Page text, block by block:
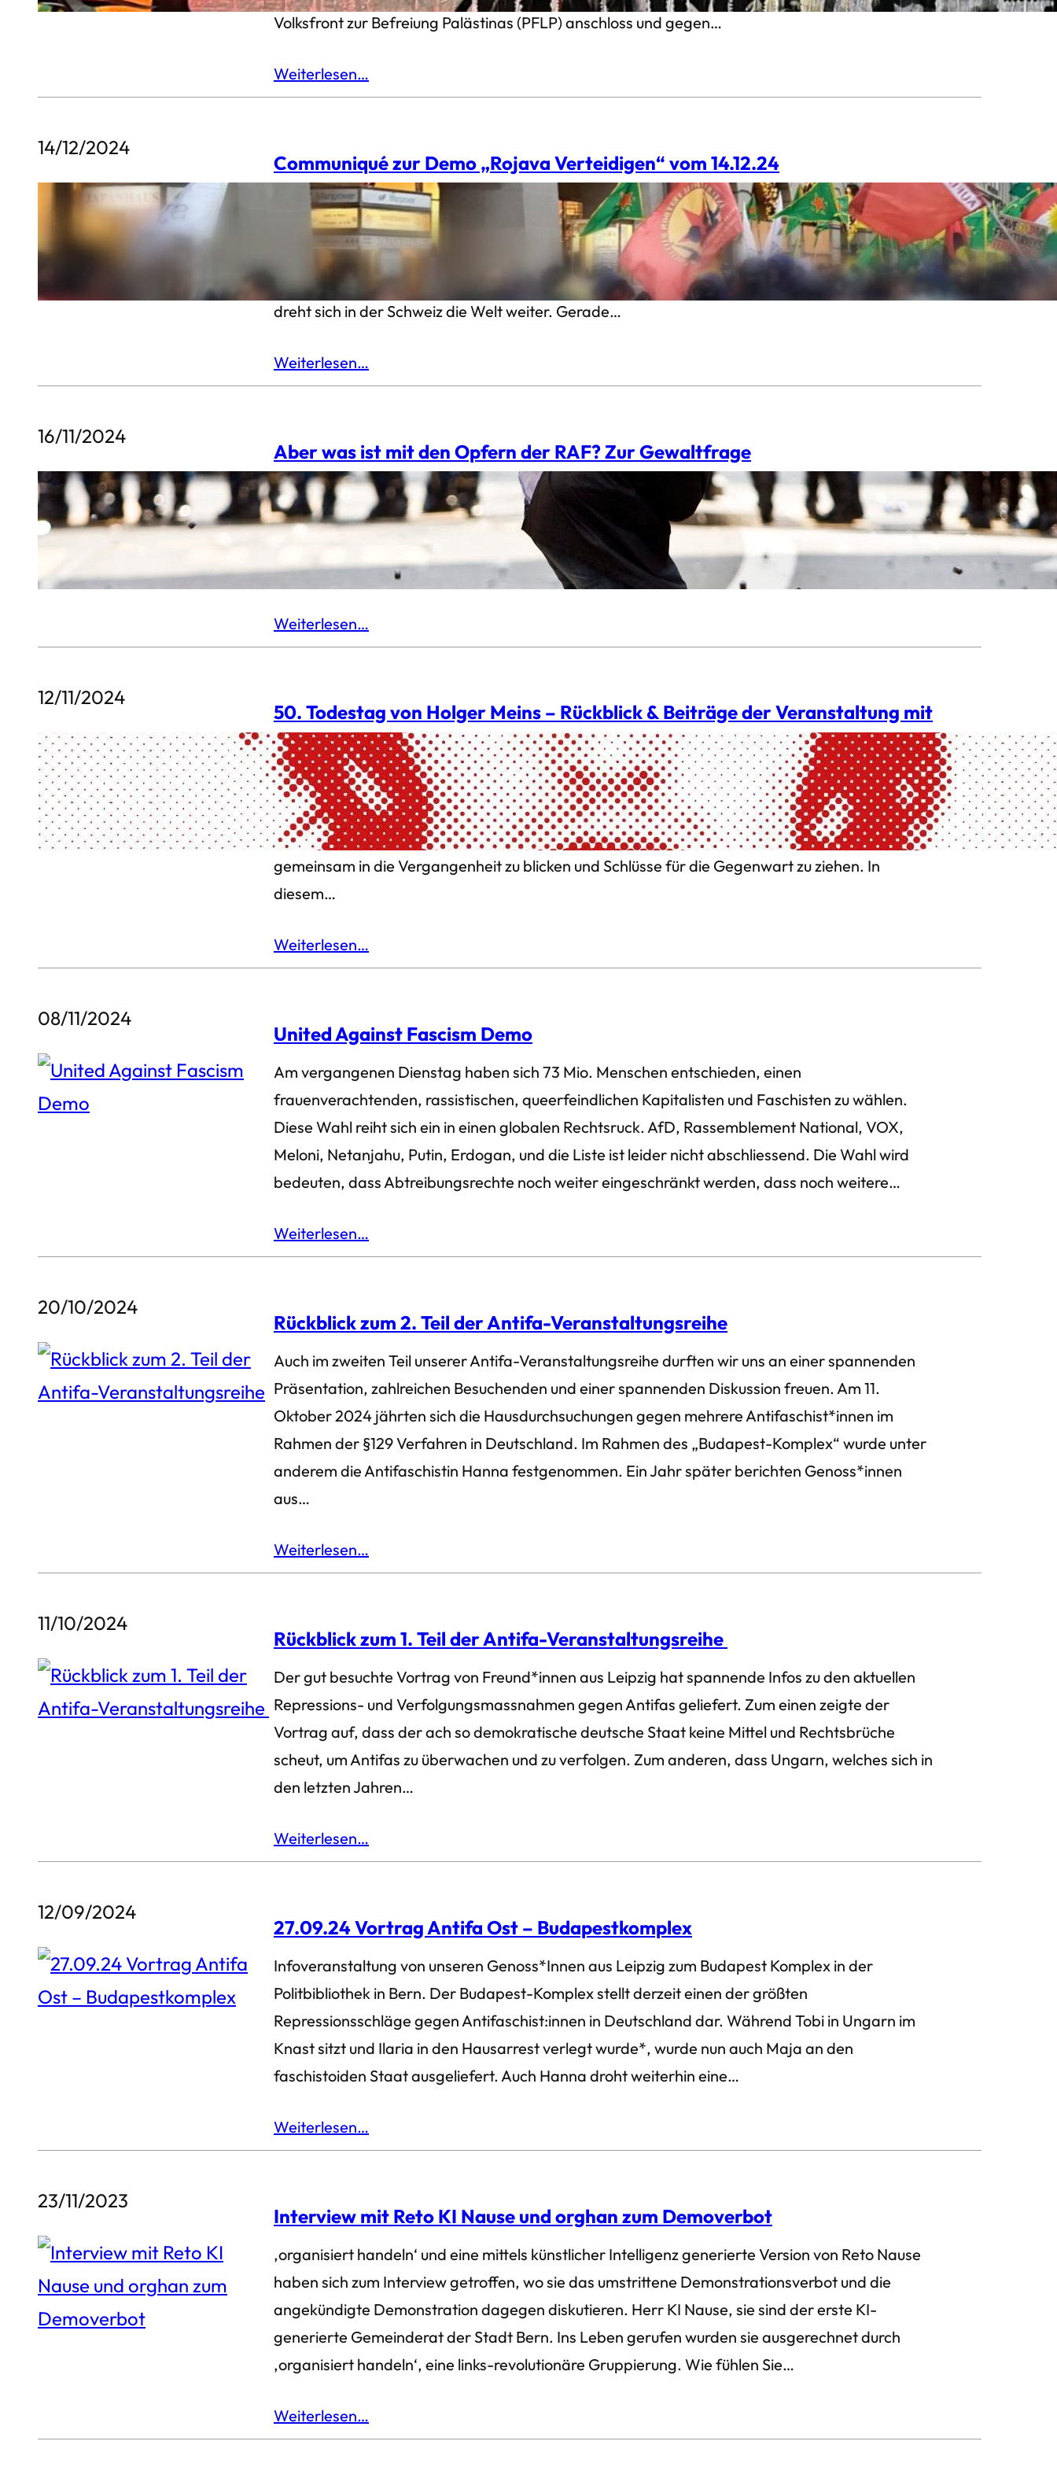
Volksfront zur Befreiung Palästinas (PFLP) anschloss und gegen…
Weiterlesen…
14/12/2024
Communiqué zur Demo „Rojava Verteidigen“ vom 14.12.24
400 Genoss:innen demonstrieren gegen den türkischen Faschismus – die Revolution in Rojava
lebt!Heute haben wir uns im Rahmen des internationalen Aktionstages von Riseup4Rojava die
Strasse genommen. Während Erdogan und sein Regime den Angriffskrieg auf Rojava
intensiviert und eine Allianz von dschihadistischen Milizen das revolutionäre Projekt angreift,
dreht sich in der Schweiz die Welt weiter. Gerade…
Weiterlesen…
16/11/2024
Aber was ist mit den Opfern der RAF? Zur Gewaltfrage
Gewalt ist schlecht und unter allen Umständen abzulehnen, das lernen wir schon im
Kindergarten. Die Position der absoluten Gewaltfreiheit ist eine einfache Position, solange man
sie sich leisten kann – solange man selber der Bully ist oder dem Mobbing nur zusieht, statt
selber gemobbt zu werden. Der Begriff der Gewalt ist praktisch und lässt sich…
Weiterlesen…
12/11/2024
50. Todestag von Holger Meins – Rückblick & Beiträge der Veranstaltung mit
Karl-Heinz Dellwo und Gabriele Rollnik
Am 9. November 2024 kamen über 130 Menschen zusammen, um dem Tod von Holger Meins zu
gedenken und sich mit dem anhaltenden Töten der Staatsgewalt auseinanderzusetzen. Mit
Karl-Heinz Dellwo und Gabriele (Ella) Rollnik zu Gast hatten wir die einzigartige Möglichkeit,
gemeinsam in die Vergangenheit zu blicken und Schlüsse für die Gegenwart zu ziehen. In
diesem…
Weiterlesen…
08/11/2024
United Against Fascism Demo
Am vergangenen Dienstag haben sich 73 Mio. Menschen entschieden, einen
frauenverachtenden, rassistischen, queerfeindlichen Kapitalisten und Faschisten zu wählen.
Diese Wahl reiht sich ein in einen globalen Rechtsruck. AfD, Rassemblement National, VOX,
Meloni, Netanjahu, Putin, Erdogan, und die Liste ist leider nicht abschliessend. Die Wahl wird
bedeuten, dass Abtreibungsrechte noch weiter eingeschränkt werden, dass noch weitere…
Weiterlesen…
20/10/2024
Rückblick zum 2. Teil der Antifa-Veranstaltungsreihe
Auch im zweiten Teil unserer Antifa-Veranstaltungsreihe durften wir uns an einer spannenden
Präsentation, zahlreichen Besuchenden und einer spannenden Diskussion freuen. Am 11.
Oktober 2024 jährten sich die Hausdurchsuchungen gegen mehrere Antifaschist*innen im
Rahmen der §129 Verfahren in Deutschland. Im Rahmen des „Budapest-Komplex“ wurde unter
anderem die Antifaschistin Hanna festgenommen. Ein Jahr später berichten Genoss*innen
aus…
Weiterlesen…
11/10/2024
Rückblick zum 1. Teil der Antifa-Veranstaltungsreihe
Der gut besuchte Vortrag von Freund*innen aus Leipzig hat spannende Infos zu den aktuellen
Repressions- und Verfolgungsmassnahmen gegen Antifas geliefert. Zum einen zeigte der
Vortrag auf, dass der ach so demokratische deutsche Staat keine Mittel und Rechtsbrüche
scheut, um Antifas zu überwachen und zu verfolgen. Zum anderen, dass Ungarn, welches sich in
den letzten Jahren…
Weiterlesen…
12/09/2024
27.09.24 Vortrag Antifa Ost – Budapestkomplex
Infoveranstaltung von unseren Genoss*Innen aus Leipzig zum Budapest Komplex in der
Politbibliothek in Bern. Der Budapest-Komplex stellt derzeit einen der größten
Repressionsschläge gegen Antifaschist:innen in Deutschland dar. Während Tobi in Ungarn im
Knast sitzt und Ilaria in den Hausarrest verlegt wurde*, wurde nun auch Maja an den
faschistoiden Staat ausgeliefert. Auch Hanna droht weiterhin eine…
Weiterlesen…
23/11/2023
Interview mit Reto KI Nause und orghan zum Demoverbot
‚organisiert handeln‘ und eine mittels künstlicher Intelligenz generierte Version von Reto Nause
haben sich zum Interview getroffen, wo sie das umstrittene Demonstrationsverbot und die
angekündigte Demonstration dagegen diskutieren. Herr KI Nause, sie sind der erste KI-
generierte Gemeinderat der Stadt Bern. Ins Leben gerufen wurden sie ausgerechnet durch
‚organisiert handeln‘, eine links-revolutionäre Gruppierung. Wie fühlen Sie…
Weiterlesen…